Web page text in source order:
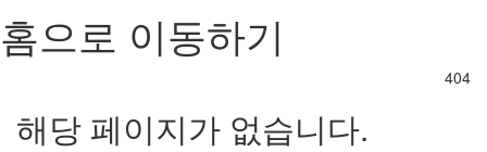
홈으로 이동하기
404
해당 페이지가 없습니다.